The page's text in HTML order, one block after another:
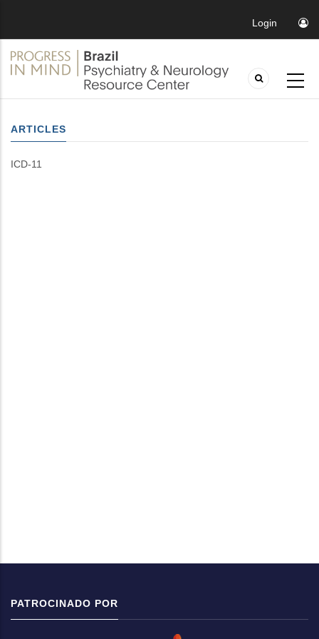
Login
ARTICLES
ICD-11
PATROCINADO POR